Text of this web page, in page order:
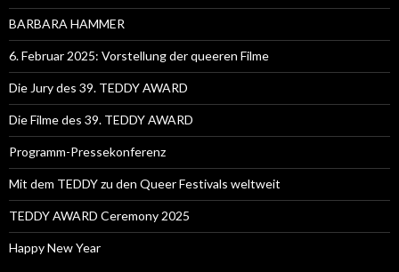
BARBARA HAMMER
6. Februar 2025: Vorstellung der queeren Filme
Die Jury des 39. TEDDY AWARD
Die Filme des 39. TEDDY AWARD
Programm-Pressekonferenz
Mit dem TEDDY zu den Queer Festivals weltweit
TEDDY AWARD Ceremony 2025
Happy New Year